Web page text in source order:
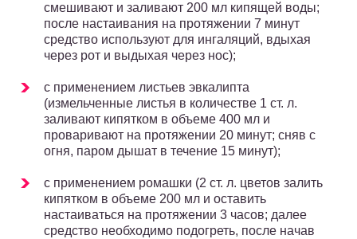
смешивают и заливают 200 мл кипящей воды;
после настаивания на протяжении 7 минут
средство используют для ингаляций, вдыхая
через рот и выдыхая через нос);
с применением листьев эвкалипта
(измельченные листья в количестве 1 ст. л.
заливают кипятком в объеме 400 мл и
проваривают на протяжении 20 минут; сняв с
огня, паром дышат в течение 15 минут);
с применением ромашки (2 ст. л. цветов залить
кипятком в объеме 200 мл и оставить
настаиваться на протяжении 3 часов; далее
средство необходимо подогреть, после начав